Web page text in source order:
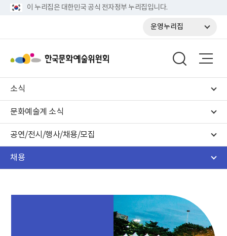
이 누리집은 대한민국 공식 전자정부 누리집입니다.
운영누리집
소식
문화예술계 소식
공연/전시/행사/채용/모집
채용